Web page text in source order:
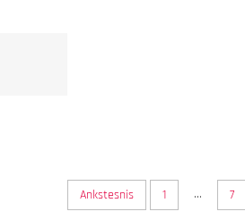
Ankstesnis 1 ... 7